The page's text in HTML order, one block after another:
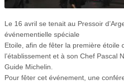
Le 16 avril se tenait au Pressoir
événementielle spéciale
Etoile, afin de fêter la première étoile
l’établissement et à son Chef Pascal
Guide Michelin.
Pour fêter cet événement, une